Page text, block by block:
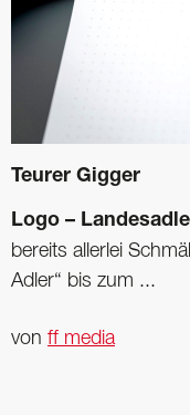
Teurer Gigger
Logo –
bereits allerlei
Adler“ bis zum ...
von ff media